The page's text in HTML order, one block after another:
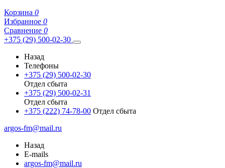
Корзина 0
Избранное 0
Сравнение 0
+375 (29) 500-02-30
Назад
Телефоны
+375 (29) 500-02-30
Отдел сбыта
+375 (29) 500-02-31
Отдел сбыта
+375 (222) 74-78-00 Отдел сбыта
argos-fm@mail.ru
Назад
E-mails
argos-fm@mail.ru